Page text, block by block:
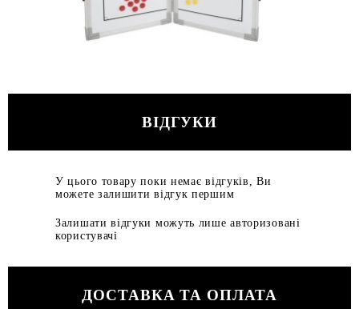
ВІДГУКИ
У цього товару поки немає відгуків, Ви
можете залишити відгук першим
Залишати відгуки можуть лише авторизовані
користувачі
ДОСТАВКА ТА ОПЛАТА